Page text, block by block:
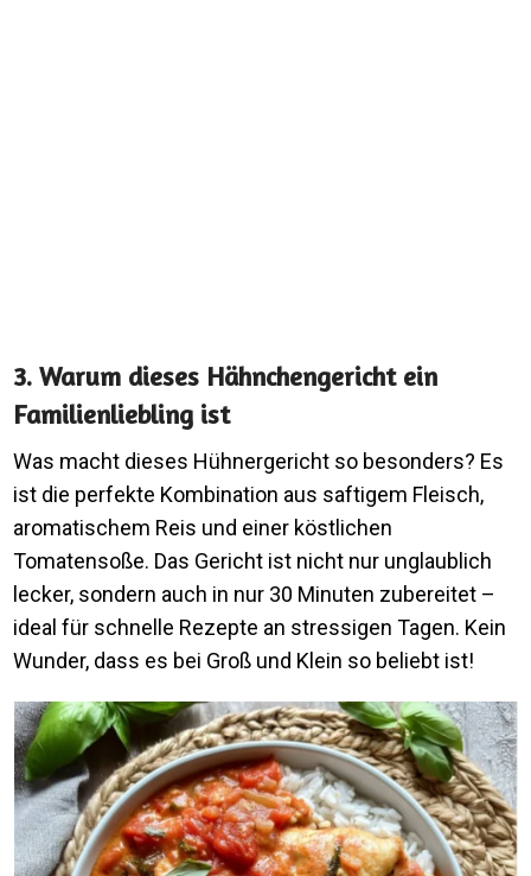
3. Warum dieses Hähnchengericht ein
Familienliebling ist
Was macht dieses Hühnergericht so besonders? Es
ist die perfekte Kombination aus saftigem Fleisch,
aromatischem Reis und einer köstlichen
Tomatensoße. Das Gericht ist nicht nur unglaublich
lecker, sondern auch in nur 30 Minuten zubereitet –
ideal für schnelle Rezepte an stressigen Tagen. Kein
Wunder, dass es bei Groß und Klein so beliebt ist!